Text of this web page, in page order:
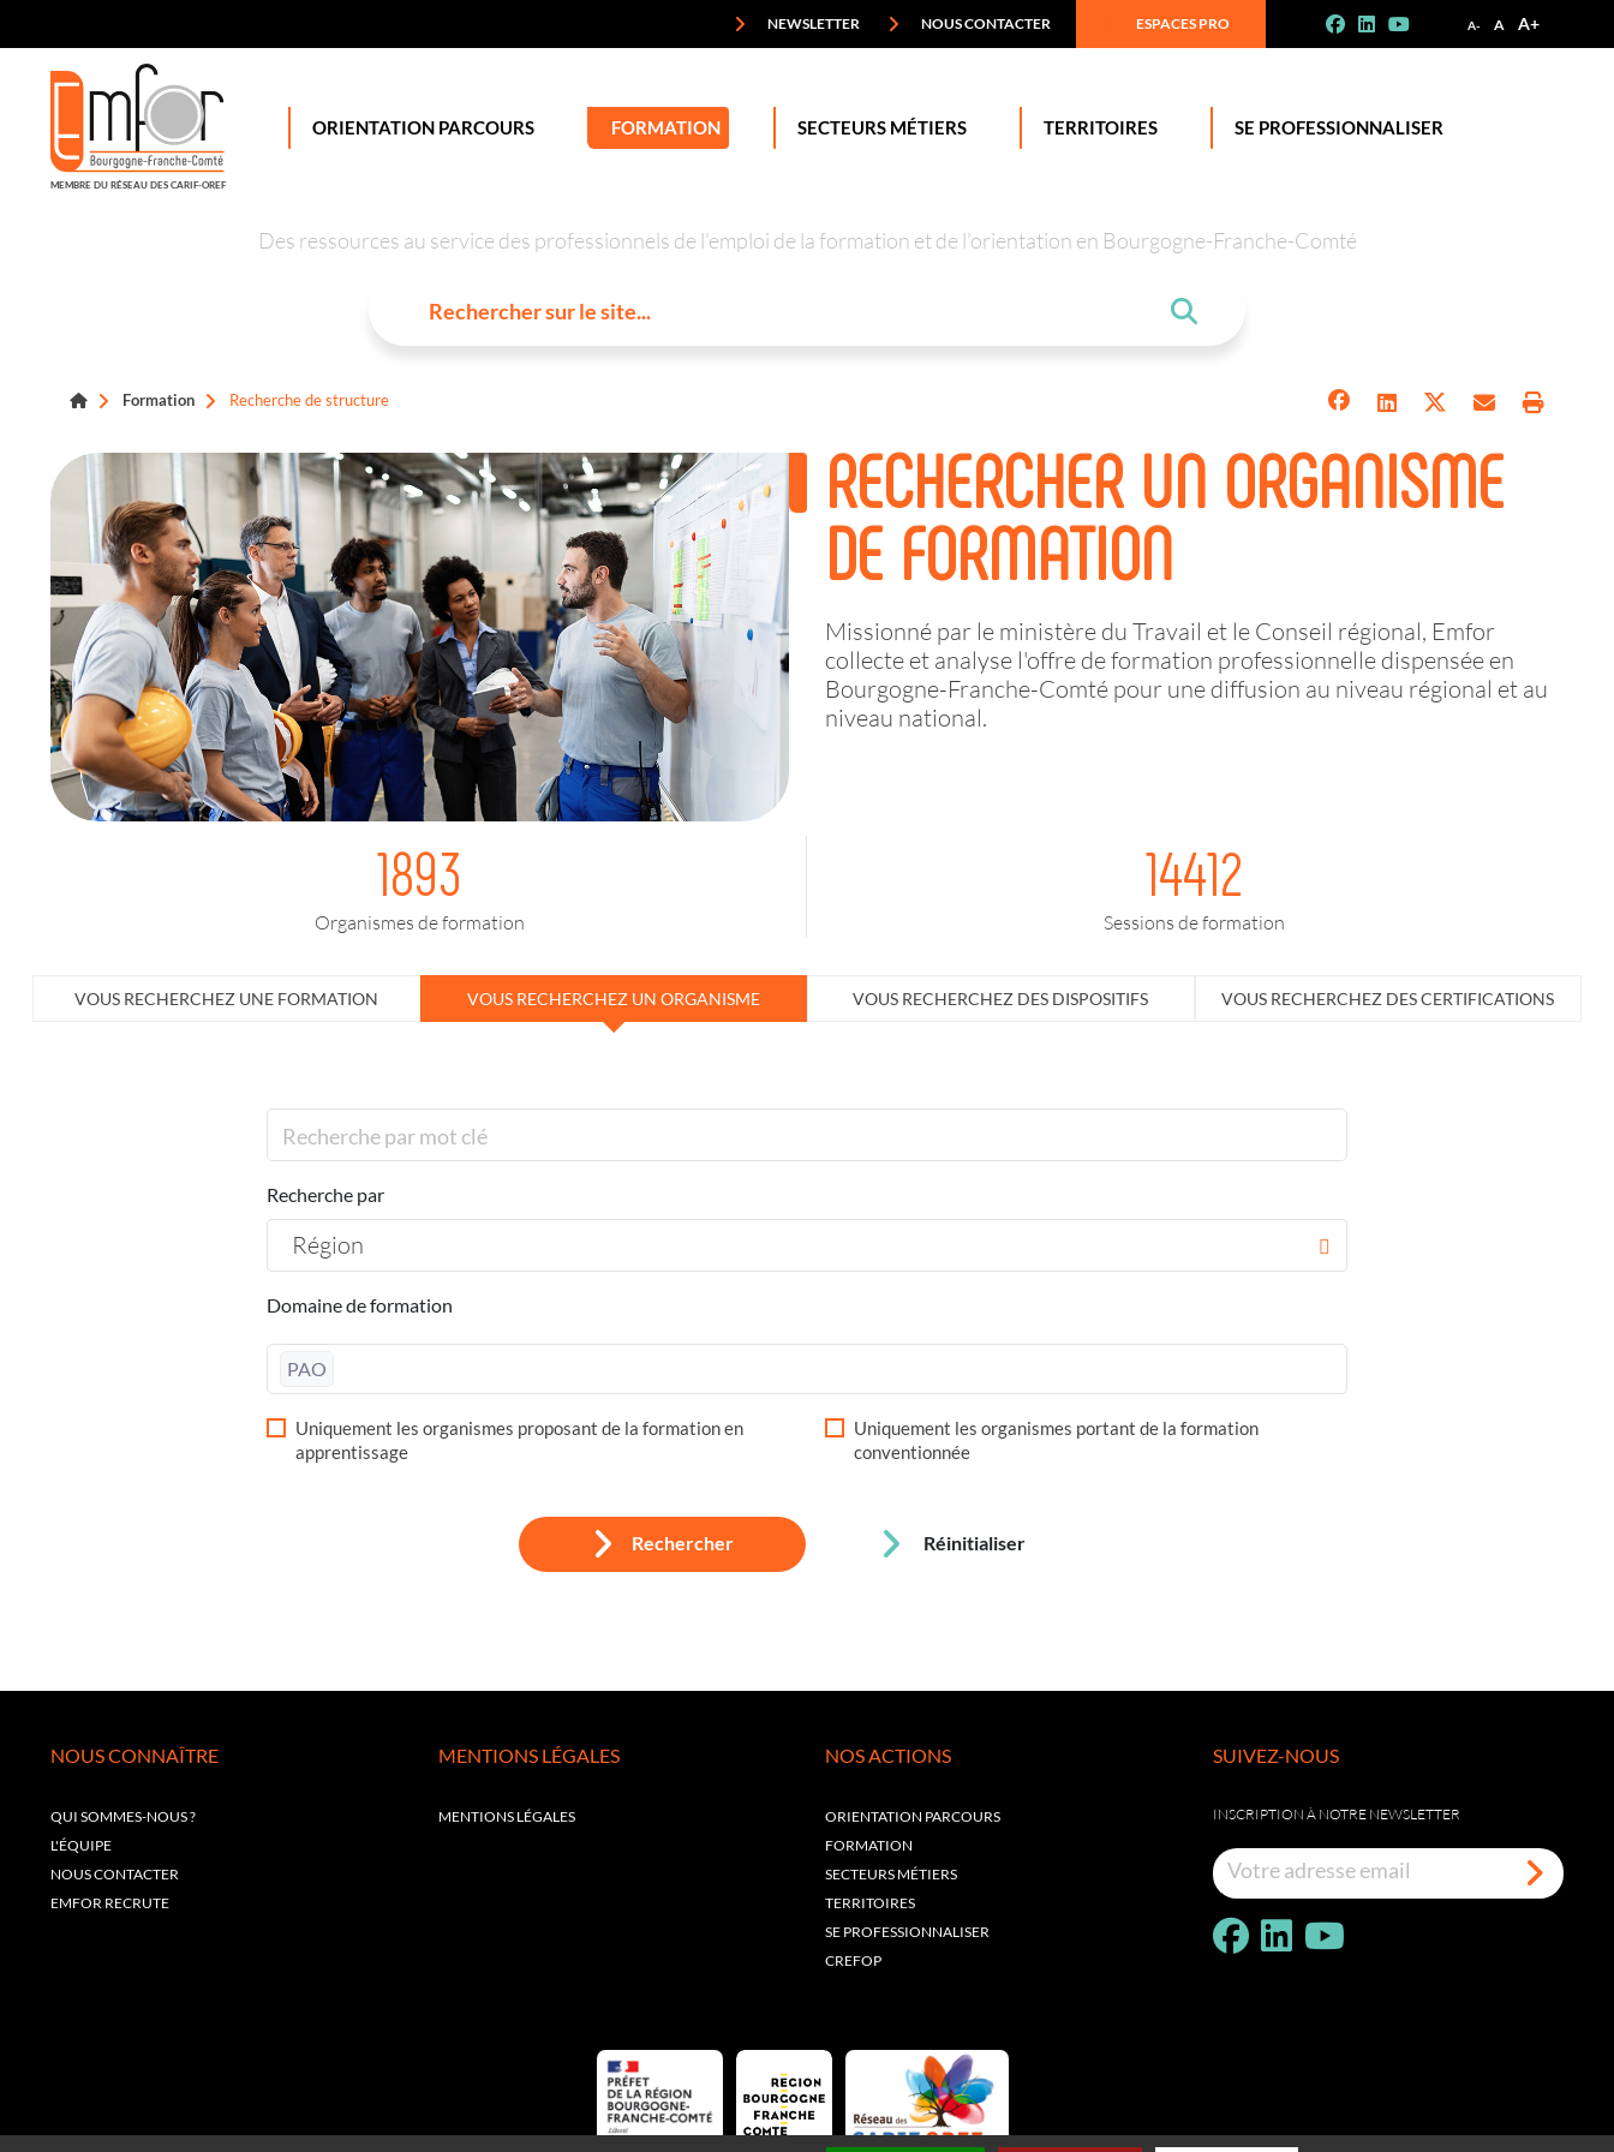
A- A A+
NEWSLETTER NOUS CONTACTER ESPACES PRO
MEMBRE DU RÉSEAU DES CARIF-OREF
ORIENTATION PARCOURS FORMATION SECTEURS MÉTIERS TERRITOIRES SE PROFESSIONNALISER
Des ressources au service des professionnels de l’emploi de la formation et de l’orientation en Bourgogne-Franche-Comté
Formation Recherche de structure
RECHERCHER UN ORGANISME
DE FORMATION
Missionné par le ministère du Travail et le Conseil régional, Emfor
collecte et analyse l'offre de formation professionnelle dispensée en
Bourgogne-Franche-Comté pour une diffusion au niveau régional et au
niveau national.
1893
Organismes de formation
14412
Sessions de formation
VOUS RECHERCHEZ UNE FORMATION VOUS RECHERCHEZ UN ORGANISME VOUS RECHERCHEZ DES DISPOSITIFS VOUS RECHERCHEZ DES CERTIFICATIONS
Recherche par
Région
Domaine de formation
PAO
Uniquement les organismes proposant de la formation en
apprentissage
Uniquement les organismes portant de la formation
conventionnée
Rechercher Réinitialiser
NOUS CONNAÎTRE
QUI SOMMES-NOUS ?
L'ÉQUIPE
NOUS CONTACTER
EMFOR RECRUTE
MENTIONS LÉGALES
MENTIONS LÉGALES
NOS ACTIONS
ORIENTATION PARCOURS
FORMATION
SECTEURS MÉTIERS
TERRITOIRES
SE PROFESSIONNALISER
CREFOP
SUIVEZ-NOUS
INSCRIPTION À NOTRE NEWSLETTER